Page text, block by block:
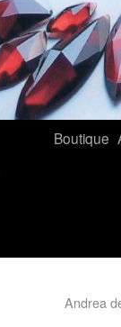
Boutique
Andrea